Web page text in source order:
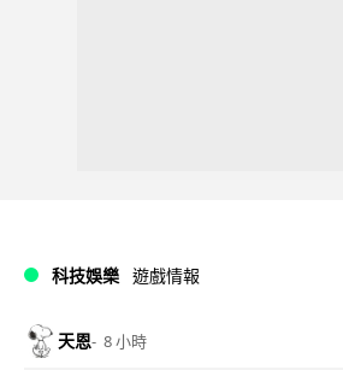
科技娛樂 遊戲情報
天恩 8 小時